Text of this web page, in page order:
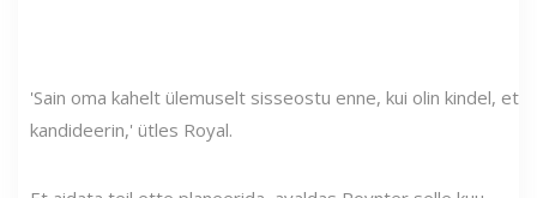
'Sain oma kahelt ülemuselt sisseostu enne, kui olin kindel, et
kandideerin,' ütles Royal.